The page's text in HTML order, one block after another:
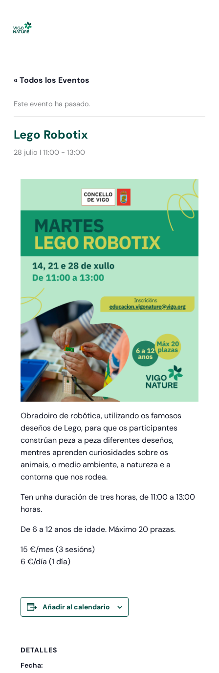
contenido
« Todos los Eventos
Este evento ha pasado.
Lego Robotix
28 julio I 11:00- 13:00
Obradoiro de robótica, utilizando os famosos
deseños de Lego, para que os participantes
constrúan peza a peza diferentes deseños,
mentres aprenden curiosidades sobre os
animais, o medio ambiente, a natureza e a
contorna que nos rodea.
Ten unha duración de tres horas, de 11:00 a 13:00
horas.
De 6 a 12 anos de idade. Máximo 20 prazas.
15 €/mes (3 sesións)
6 €/día (1 día)
Añadir al calendario
DETALLES
Fecha: